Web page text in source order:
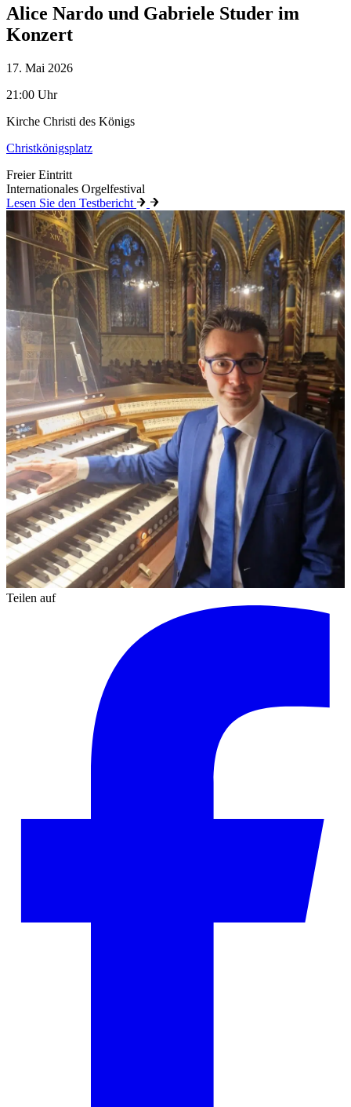
Alice Nardo und Gabriele Studer im
Konzert
17. Mai 2026
21:00 Uhr
Kirche Christi des Königs
Christkönigsplatz
Freier Eintritt
Internationales Orgelfestival
Lesen Sie den Testbericht
Teilen auf